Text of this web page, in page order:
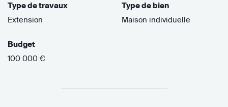
Type de travaux
Extension
Type de bien
Maison individuelle
Budget
100 000 €